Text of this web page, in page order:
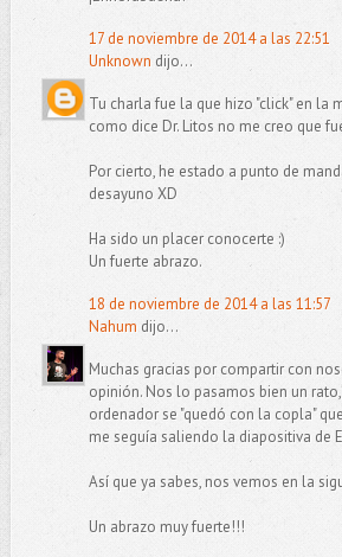
17 de noviembre de 2014 a las 22:51
Unknown dijo...
Tu charla fue la que hizo "click" en la
como dice Dr. Litos no me creo que
Por cierto, he estado a punto de
desayuno XD
Ha sido un placer conocerte :)
Un fuerte abrazo.
18 de noviembre de 2014 a las 11:57
Nahum dijo...
Muchas gracias por compartir con
opinión. Nos lo pasamos bien un
ordenador se "quedó con la copla"
me seguía saliendo la diapositiva de
Así que ya sabes, nos vemos en la
Un abrazo muy fuerte!!!